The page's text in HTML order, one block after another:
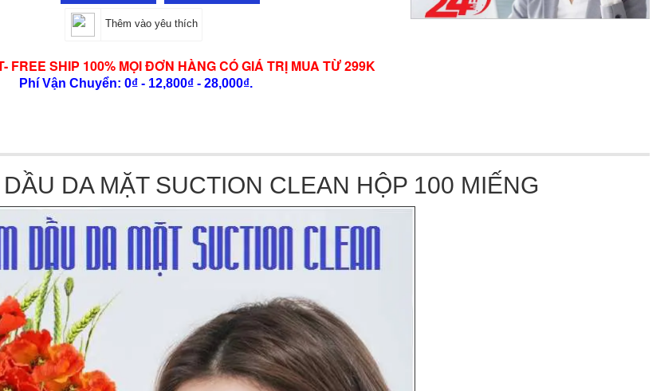
Thêm vào yêu thích
FREE SHIP 100% MỌI ĐƠN HÀNG CÓ GIÁ TRỊ MUA TỪ 299K
Phí Vận Chuyển: 0₫ - 12,800₫ - 28,000₫.
DA MẶT SUCTION CLEAN HỘP 100 MIẾNG